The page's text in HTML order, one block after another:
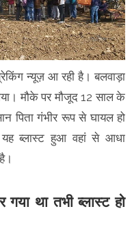
न्यूज़ आ रही है। बलवाड़ा
मौके पर मौजूद 12 साल के
गंभीर रूप से घायल हो
ब्लास्ट हुआ वहां से आधा
था तभी ब्लास्ट हो